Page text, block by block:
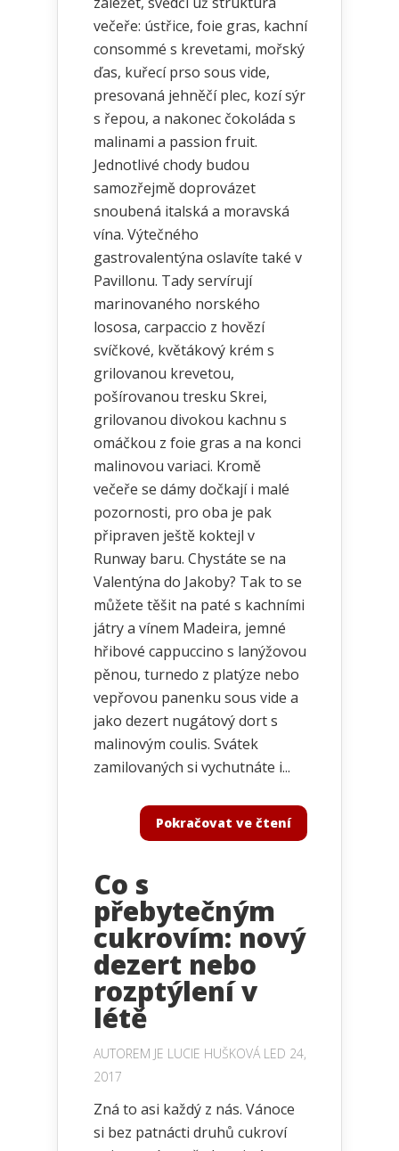
večeře: ústřice, foie gras, kachní
consommé s krevetami, mořský
ďas, kuřecí prso sous vide,
presovaná jehněčí plec, kozí sýr
s řepou, a nakonec čokoláda s
malinami a passion fruit.
Jednotlivé chody budou
samozřejmě doprovázet
snoubená italská a moravská
vína. Výtečného
gastrovalentýna oslavíte také v
Pavillonu. Tady servírují
marinovaného norského
lososa, carpaccio z hovězí
svíčkové, květákový krém s
grilovanou krevetou,
pošírovanou tresku Skrei,
grilovanou divokou kachnu s
omáčkou z foie gras a na konci
malinovou variaci. Kromě
večeře se dámy dočkají i malé
pozornosti, pro oba je pak
připraven ještě koktejl v
Runway baru. Chystáte se na
Valentýna do Jakoby? Tak to se
můžete těšit na paté s kachními
játry a vínem Madeira, jemné
hřibové cappuccino s lanýžovou
pěnou, turnedo z platýze nebo
vepřovou panenku sous vide a
jako dezert nugátový dort s
malinovým coulis. Svátek
zamilovaných si vychutnáte i...
Pokračovat ve čtení
Co s
přebytečným
cukrovím: nový
dezert nebo
rozptýlení v
létě
AUTOREM JE LUCIE HUŠKOVÁLED 24,
2017
Zná to asi každý z nás. Vánoce
si bez patnácti druhů cukroví